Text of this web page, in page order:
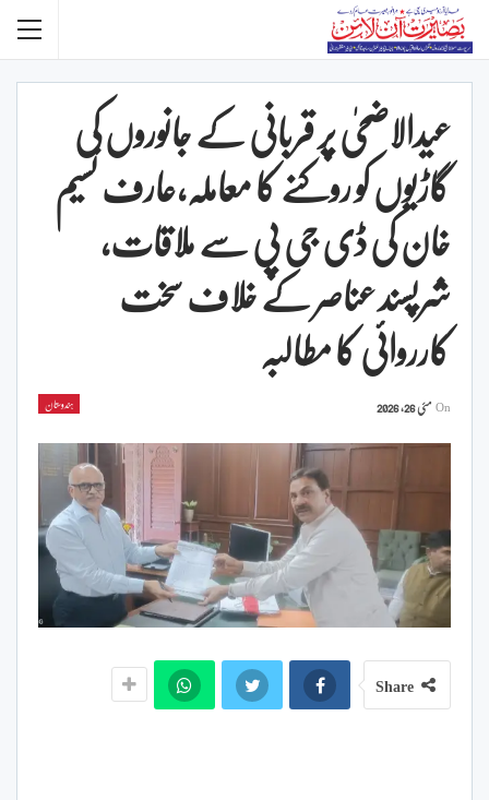
عیدالاضحیٰ پر قربانی کے جانوروں کی
گاڑیوں کو روکنے کا معاملہ,عارف نسیم
خان کی ڈی جی پی سے ملاقات،
شرپسند عناصر کے خلاف سخت
کارروائی کا مطالبہ
ہندوستان Onمئی 26, 2026
Share